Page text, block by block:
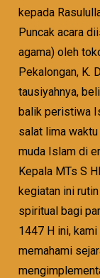
kepada
Puncak acara
agama) oleh
Pekalongan, K.
tausiyahnya,
balik peristiwa
salat lima
muda Islam di
Kepala MTs S
kegiatan ini
spiritual bagi
1447 H ini,
memahami